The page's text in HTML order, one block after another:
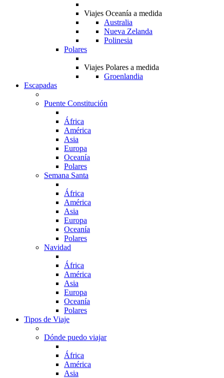
Viajes Oceanía a medida
Australia
Nueva Zelanda
Polinesia
Polares
Viajes Polares a medida
Groenlandia
Escapadas
Puente Constitución
África
América
Asia
Europa
Oceanía
Polares
Semana Santa
África
América
Asia
Europa
Oceanía
Polares
Navidad
África
América
Asia
Europa
Oceanía
Polares
Tipos de Viaje
Dónde puedo viajar
África
América
Asia